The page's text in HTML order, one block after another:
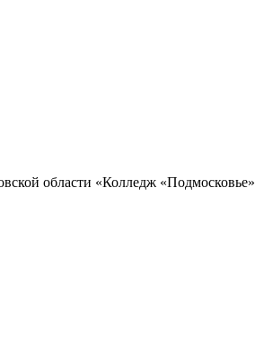
области «Колледж «Подмосковье»